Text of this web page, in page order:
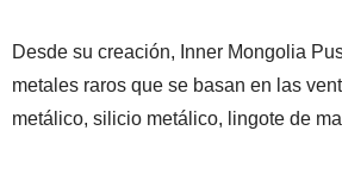
Desde su creación, Inner Mongolia
metales raros que se basan en las
metálico, silicio metálico, lingote de